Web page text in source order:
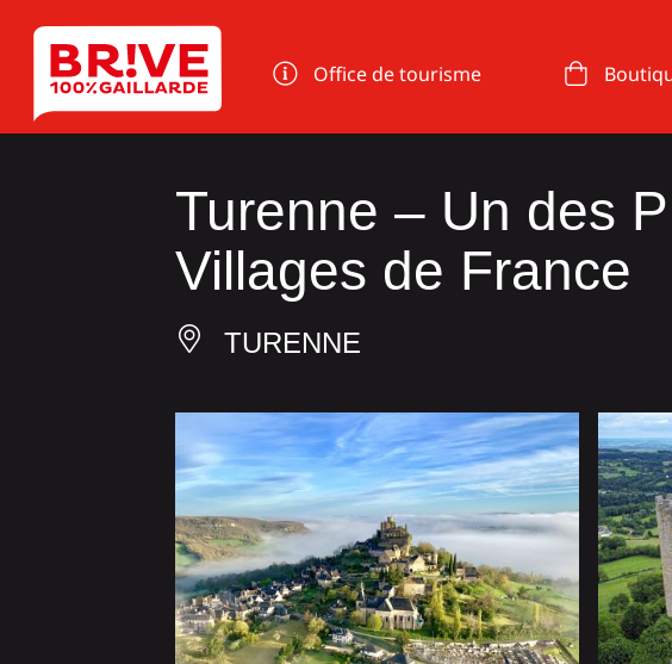
Office de tourisme
Turenne – Un des
Villages de France
TURENNE